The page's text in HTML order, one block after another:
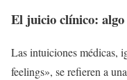
El juicio clínico: algo
Las intuiciones médicas,
feelings», se refieren a